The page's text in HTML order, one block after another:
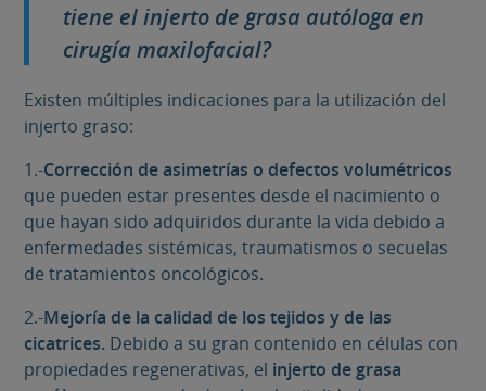
tiene el injerto de grasa autóloga en
cirugía maxilofacial?
Existen múltiples indicaciones para la utilización del
injerto graso:
1.-Corrección de asimetrías o defectos volumétricos
que pueden estar presentes desde el nacimiento o
que hayan sido adquiridos durante la vida debido a
enfermedades sistémicas, traumatismos o secuelas
de tratamientos oncológicos.
2.-Mejoría de la calidad de los tejidos y de las
cicatrices. Debido a su gran contenido en células con
propiedades regenerativas, el injerto de grasa